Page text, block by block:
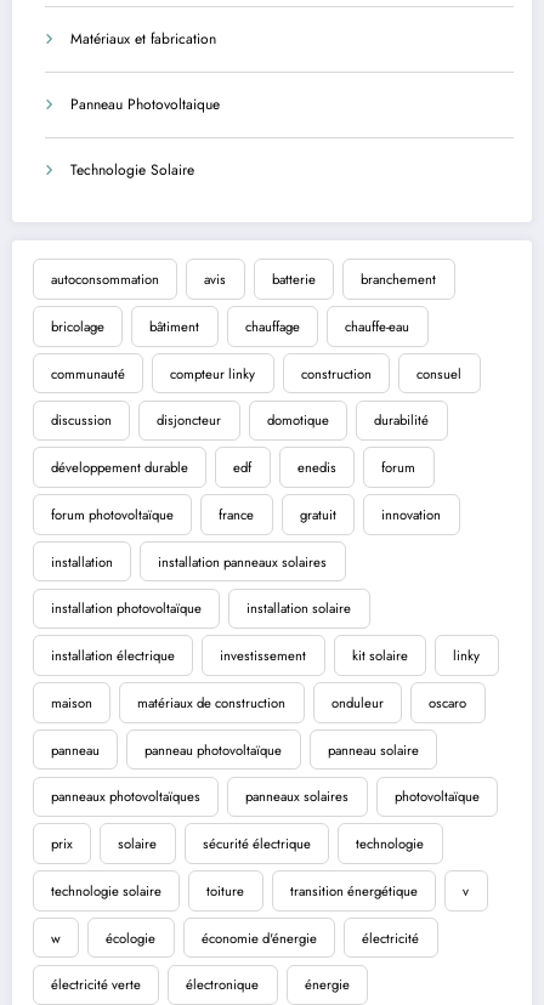
Matériaux et fabrication
Panneau Photovoltaique
Technologie Solaire
autoconsommation avis batterie branchement
bricolage bâtiment chauffage chauffe-eau
communauté compteur linky construction consuel
discussion disjoncteur domotique durabilité
développement durable edf enedis forum
forum photovoltaïque france gratuit innovation
installation installation panneaux solaires
installation photovoltaïque installation solaire
installation électrique investissement kit solaire linky
maison matériaux de construction onduleur oscaro
panneau panneau photovoltaïque panneau solaire
panneaux photovoltaïques panneaux solaires photovoltaïque
prix solaire sécurité électrique technologie
technologie solaire toiture transition énergétique v
w écologie économie d'énergie électricité
électricité verte électronique énergie